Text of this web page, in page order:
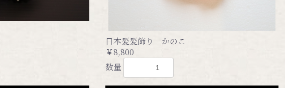
日本髪髪飾り かのこ
￥8,800
数量